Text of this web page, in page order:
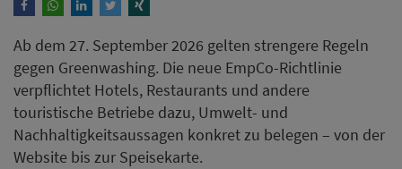
Ab dem 27. September 2026 gelten strengere Regeln
gegen Greenwashing. Die neue EmpCo-Richtlinie
verpflichtet Hotels, Restaurants und andere
touristische Betriebe dazu, Umwelt- und
Nachhaltigkeitsaussagen konkret zu belegen – von der
Website bis zur Speisekarte.